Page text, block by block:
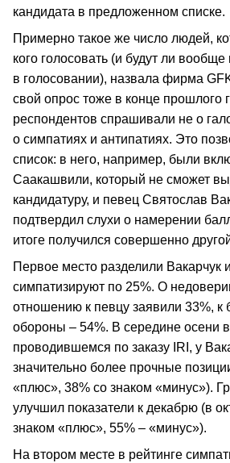
кандидата в предложенном списке.
Примерно такое же число людей,
кого голосовать (и будут ли
в голосовании), назвала фирма
свой опрос тоже в конце прошлого
респондентов спрашивали не о
о симпатиях и антипатиях. Это
список: в него, например, были
Саакашвили, который не сможет
кандидатуру, и певец Святослав
подтвердил слухи о намерении
итоге получился совершенно
Первое место разделили Вакарчук
симпатизируют по 25%. О
отношению к певцу заявили 33%,
обороны – 54%. В середине осени
проводившемся по заказу IRI, у
значительно более прочные
«плюс», 38% со знаком «минус»).
улучшил показатели к декабрю (в
знаком «плюс», 55% – «минус»).
На втором месте в рейтинге